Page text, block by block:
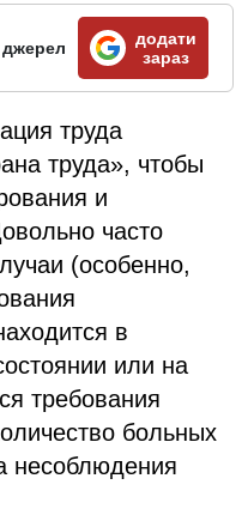
джерел
додати
зараз
труда
труда», чтобы
и
часто
(особенно,
в
или на
требования
больных
несоблюдения